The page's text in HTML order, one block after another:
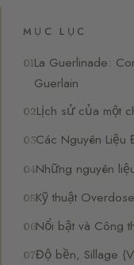
MỤC LỤC
La Guerlinade:
Guerlain
Lịch sử của một
Các Nguyên Liệu
Những nguyên
Kỹ thuật Overdose
Nổi bật và Công
Độ bền, Sillage